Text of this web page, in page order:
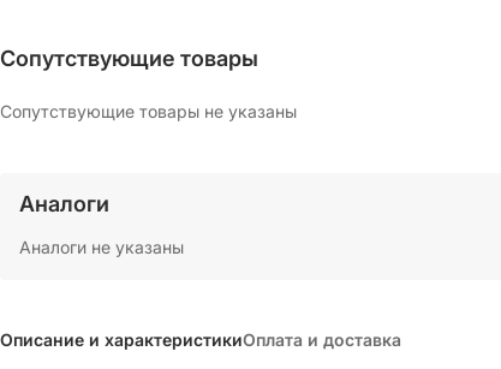
Сопутствующие товары
Сопутствующие товары не указаны
Аналоги
Аналоги не указаны
Описание и характеристикиОплата и доставка